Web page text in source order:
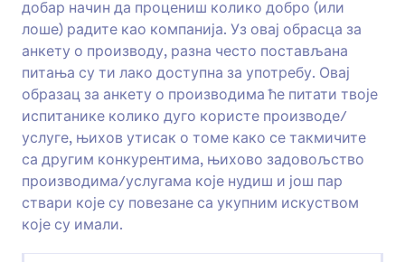
добар начин да процениш колико добро (или
лоше) радите као компанија. Уз овај обрасца за
анкету о производу, разна често постављана
питања су ти лако доступна за употребу. Овај
образац за анкету о производима ће питати твоје
испитанике колико дуго користе производе/
услуге, њихов утисак о томе како се такмичите
са другим конкурентима, њихово задовољство
производима/услугама које нудиш и још пар
ствари које су повезане са укупним искуством
које су имали.
производима / услугама које нудите и још
неколико њих који су повезани са укупним
искуством које су имали. Такође можеш да
направиш сопствену анкету од почетка са
креатором анкета!
Преглед